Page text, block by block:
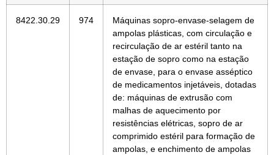
8422.30.29 974
Máquinas sopro-envase-selagem de
ampolas plásticas, com circulação e
recirculação de ar estéril tanto na
estação de sopro como na estação
de envase, para o envase asséptico
de medicamentos injetáveis, dotadas
de: máquinas de extrusão com
malhas de aquecimento por
resistências elétricas, sopro de ar
comprimido estéril para formação de
ampolas, e enchimento de ampolas